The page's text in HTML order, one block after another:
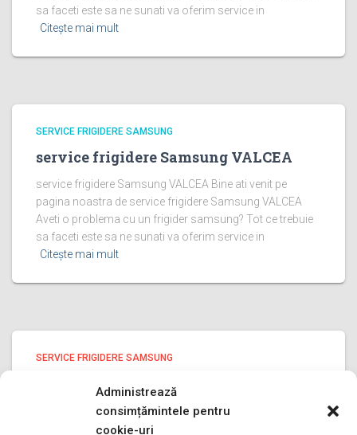
Administrează
consimțămintele pentru
cookie-uri
sa faceti este sa ne sunati va oferim service in
Citește mai mult
SERVICE FRIGIDERE SAMSUNG
service frigidere Samsung VALCEA
service frigidere Samsung VALCEA Bine ati venit pe
pagina noastra de service frigidere Samsung VALCEA
Aveti o problema cu un frigider samsung? Tot ce trebuie
sa faceti este sa ne sunati va oferim service in
Citește mai mult
SERVICE FRIGIDERE SAMSUNG
service frigidere Samsung ILFOV
service frigidere Samsung ILFOV Bine ati venit pe pagina
noastra de service frigidere Samsung ILFOV Aveti o